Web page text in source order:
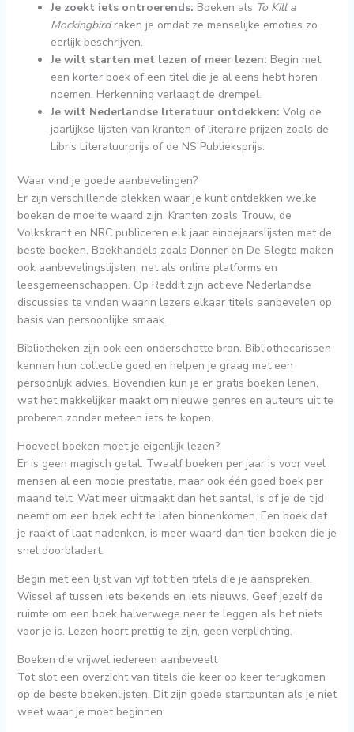
Je zoekt iets ontroerends: Boeken als To Kill a
Mockingbirdraken je omdat ze menselijke emoties zo
eerlijk beschrijven.
Je wilt starten met lezen of meer lezen: Begin met
een korter boek of een titel die je al eens hebt horen
noemen. Herkenning verlaagt de drempel.
Je wilt Nederlandse literatuur ontdekken: Volg de
jaarlijkse lijsten van kranten of literaire prijzen zoals de
Libris Literatuurprijs of de NS Publieksprijs.
Waar vind je goede aanbevelingen?
Er zijn verschillende plekken waar je kunt ontdekken welke
boeken de moeite waard zijn. Kranten zoals Trouw, de
Volkskrant en NRC publiceren elk jaar eindejaarslijsten met de
beste boeken. Boekhandels zoals Donner en De Slegte maken
ook aanbevelingslijsten, net als online platforms en
leesgemeenschappen. Op Reddit zijn actieve Nederlandse
discussies te vinden waarin lezers elkaar titels aanbevelen op
basis van persoonlijke smaak.
Bibliotheken zijn ook een onderschatte bron. Bibliothecarissen
kennen hun collectie goed en helpen je graag met een
persoonlijk advies. Bovendien kun je er gratis boeken lenen,
wat het makkelijker maakt om nieuwe genres en auteurs uit te
proberen zonder meteen iets te kopen.
Hoeveel boeken moet je eigenlijk lezen?
Er is geen magisch getal. Twaalf boeken per jaar is voor veel
mensen al een mooie prestatie, maar ook één goed boek per
maand telt. Wat meer uitmaakt dan het aantal, is of je de tijd
neemt om een boek echt te laten binnenkomen. Een boek dat
je raakt of laat nadenken, is meer waard dan tien boeken die je
snel doorbladert.
Begin met een lijst van vijf tot tien titels die je aanspreken.
Wissel af tussen iets bekends en iets nieuws. Geef jezelf de
ruimte om een boek halverwege neer te leggen als het niets
voor je is. Lezen hoort prettig te zijn, geen verplichting.
Boeken die vrijwel iedereen aanbeveelt
Tot slot een overzicht van titels die keer op keer terugkomen
op de beste boekenlijsten. Dit zijn goede startpunten als je niet
weet waar je moet beginnen: